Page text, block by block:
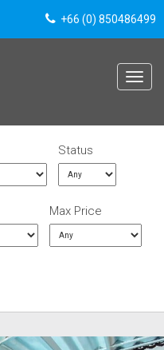
+66 (0) 850486499
Toggle
Status
Max Price